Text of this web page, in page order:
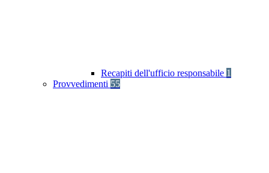
Recapiti dell'ufficio responsabile 1
Provvedimenti 55